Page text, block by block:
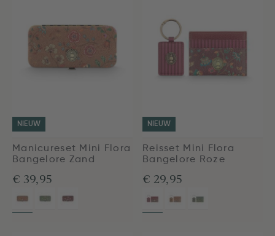
NIEUW
Manicureset Mini Flora
Bangelore Zand
€ 39,95
NIEUW
Reisset Mini Flora
Bangelore Roze
€ 29,95